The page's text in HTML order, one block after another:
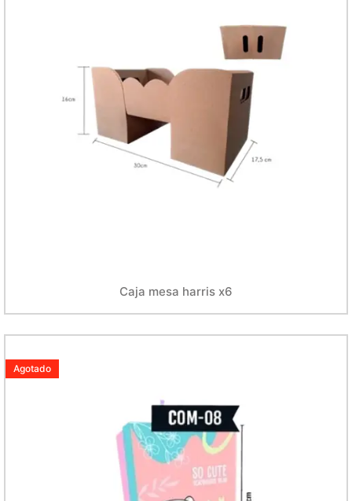
Caja mesa harris x6
Agotado